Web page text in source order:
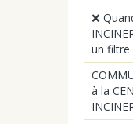
❌
un filtre
à la